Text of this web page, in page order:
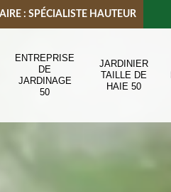
: SPÉCIALISTE HAUTEUR
ENTREPRISE
DE
JARDINAGE
50
JARDINIER
TAILLE DE
HAIE 50